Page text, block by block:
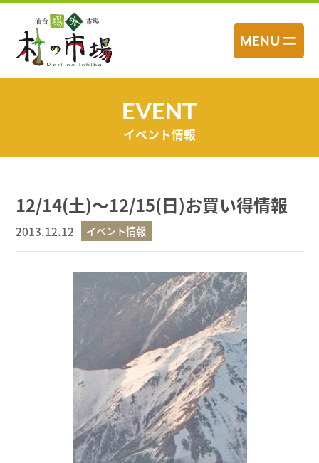
ッ
MENU
EVENT
イベント情報
12/14(土)～12/15(日)お買い得情報
2013.12.12 イベント情報